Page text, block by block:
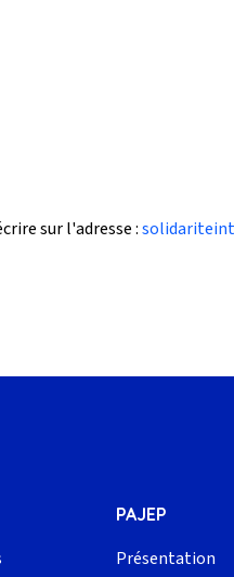
sur l'adresse :
PAJEP
Présentation